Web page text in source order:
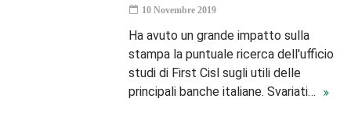
10 Novembre 2019
Ha avuto un grande impatto sulla
stampa la puntuale ricerca dell'ufficio
studi di First Cisl sugli utili delle
principali banche italiane. Svariati…